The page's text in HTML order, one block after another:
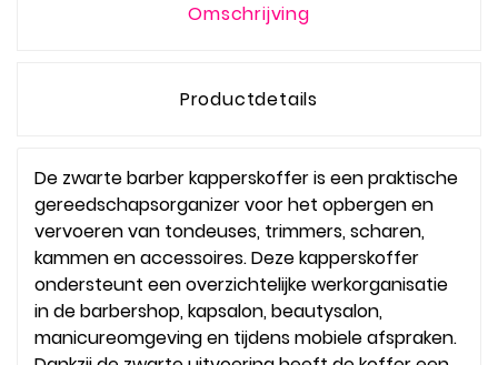
Omschrijving
Productdetails
De zwarte barber kapperskoffer is een praktische
gereedschapsorganizer voor het opbergen en
vervoeren van tondeuses, trimmers, scharen,
kammen en accessoires. Deze kapperskoffer
ondersteunt een overzichtelijke werkorganisatie
in de barbershop, kapsalon, beautysalon,
manicureomgeving en tijdens mobiele afspraken.